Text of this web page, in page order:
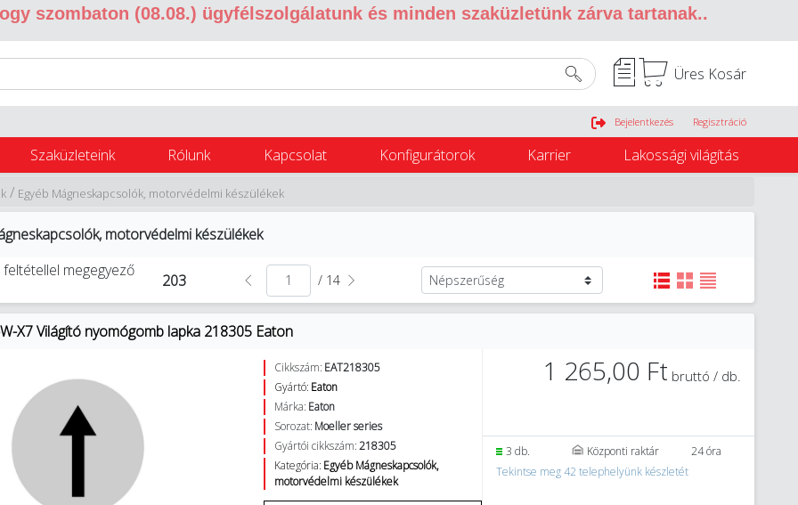
szombaton (08.08.) ügyfélszolgálatunk és minden szaküzletünk zárva tartanak..
Üres Kosár
Belépés
Bejelentkezés Regisztráció
Szaküzleteink Rólunk Kapcsolat Konfigurátorok Karrier Lakossági világítás
Egyéb Mágneskapcsolók, motorvédelmi készülékek
/
motorvédelmi készülékek
megegyező
203 / 14
X7 Világító nyomógomb lapka 218305 Eaton
Cikkszám: EAT218305
Gyártó: Eaton
Márka: Eaton
Sorozat: Moeller series
Gyártói cikkszám:218305
Kategória: Egyéb Mágneskapcsolók,
motorvédelmi készülékek
1 265,00 Ft bruttó / db.
3 db. Központi raktár
24 óra
Tekintse meg 42 telephelyünk készletét